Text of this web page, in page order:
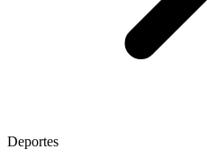
Deportes